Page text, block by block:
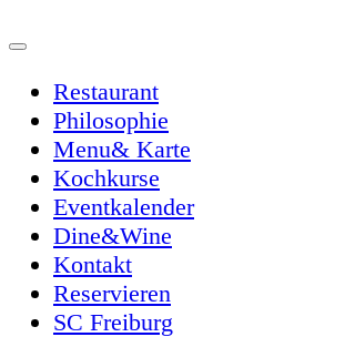
Restaurant
Philosophie
Menu& Karte
Kochkurse
Eventkalender
Dine&Wine
Kontakt
Reservieren
SC Freiburg